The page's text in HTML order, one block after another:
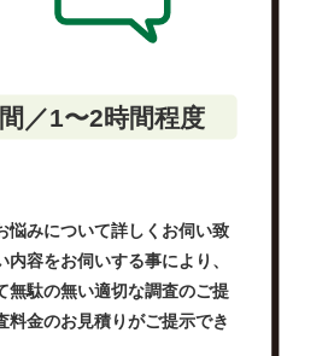
／1〜2時間程度
悩みについて詳しくお伺い致
内容をお伺いする事により、
無駄の無い適切な調査のご提
料金のお見積りがご提示でき